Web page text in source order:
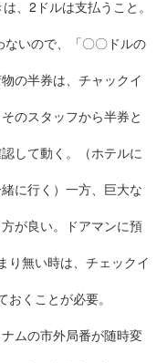
、2ドルは支払うこと。
いので、「〇〇ドルの
の半券は、チャックイ
のスタッフから半券と
して動く。（ホテルに
に行く）一方、巨大な
が良い。ドアマンに預
り無い時は、チェックイ
くことが必要。
ムの市外局番が随時変